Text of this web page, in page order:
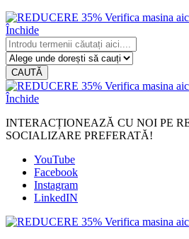
Închide
CAUTĂ
Închide
INTERACȚIONEAZĂ CU NOI PE
SOCIALIZARE PREFERATĂ!
YouTube
Facebook
Instagram
LinkedIN